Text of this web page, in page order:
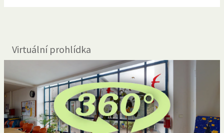
Virtuální prohlídka